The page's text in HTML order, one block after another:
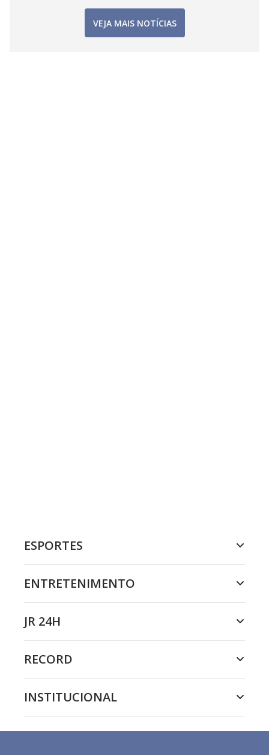
VEJA MAIS NOTÍCIAS
ESPORTES
ENTRETENIMENTO
JR 24H
RECORD
INSTITUCIONAL